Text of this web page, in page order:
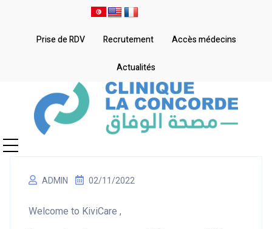
Prise de RDV Recrutement Accès médecins
Actualités
ADMIN 02/11/2022
Welcome to KiviCare ,